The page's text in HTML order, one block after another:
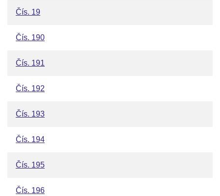
Čís. 19
Čís. 190
Čís. 191
Čís. 192
Čís. 193
Čís. 194
Čís. 195
Čís. 196